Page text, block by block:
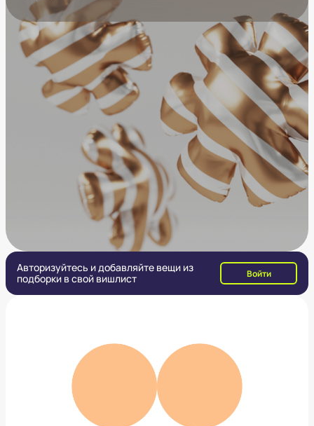
Авторизуйтесь и добавляйте вещи из
подборки в свой вишлист
Войти